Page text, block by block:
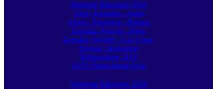
Startseite Bikertage 2019
Tirol - Engadin - Aosta
Alpen - Provence - Riviera
Korsika: Ajaccio - Porto
Korsika: Norden - Cap Corse
Riviera - Heimreise
Bildergalerie 2019
2020: Deutschland-Tour
Startseite Bikertage 2020